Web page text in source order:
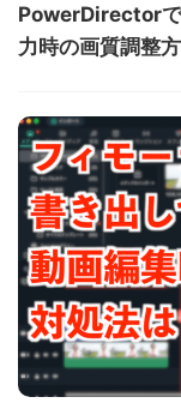
PowerDirectorで
力時の画質調整